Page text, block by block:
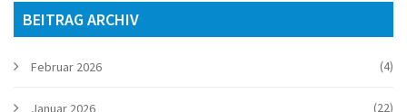
BEITRAG ARCHIV
Februar 2026 (4)
Januar 2026 (22)